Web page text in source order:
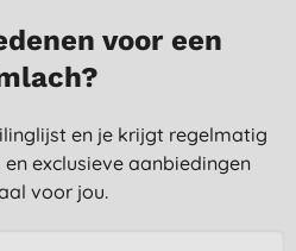
voor een
en je krijgt regelmatig
exclusieve aanbiedingen
voor jou.